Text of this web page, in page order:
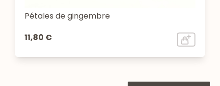
Pétales de gingembre
11,80 €